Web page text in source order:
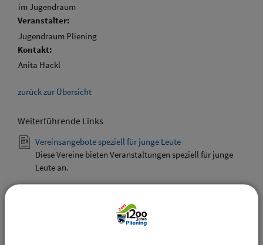
im Jugendraum
Veranstalter:
Jugendraum Pliening
Kontakt:
Anita Hackl
zurück zur Übersicht
Weiterführende Links
Vereinsangebote speziell für junge Leute
Diese Vereine bieten Veranstaltungen speziell für junge
Leute an.
Den gewählten Termin als VCS-Kalenderdatei